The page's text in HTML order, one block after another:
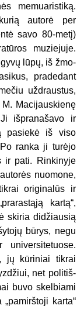
memuaristiką.
autorė per
savo 80-metį)
muziejuje.
lūpų, iš žmo­
pradedant
uždraus­tus,
Macijauskienę
išprana­šavo ir
pasiekė iš viso
ranka ji turėjo
ir pati. Rinkinyje
nuomone,
originalūs ir
kartą“,
skiria didžiausią
būrys, negu
jų kūriniai tikrai
net politiš­
buvo skelbiami
karta“